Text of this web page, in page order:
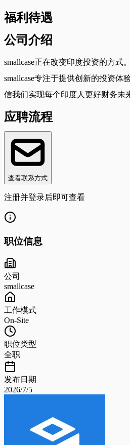
福利待遇
公司介绍
smallcase正在改变印度投资的方式
smallcase专注于提供创新的投资
信我们实现每个印度人更好财务未
应聘流程
查看联系方式
注册并登录后即可查看
职位信息
公司
smallcase
工作模式
On-Site
职位类型
全职
发布日期
2026/7/5